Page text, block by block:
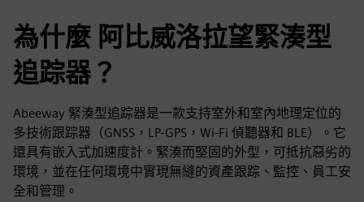
為什麼 阿比威洛拉望緊湊型
追踪器？
Abeeway 緊湊型追踪器是一款支持室外和室內地理定位的
多技術跟踪器（GNSS，LP-GPS，Wi-Fi 偵聽器和 BLE）。它
還具有嵌入式加速度計。緊湊而堅固的外型，可抵抗惡劣的
環境，並在任何環境中實現無縫的資產跟踪、監控、員工安
全和管理。